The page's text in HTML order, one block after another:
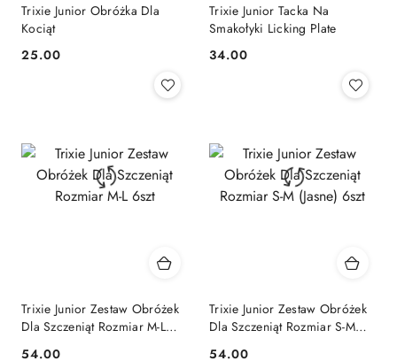
Trixie Junior Obróżka Dla
Kociąt
Cena:
25.00
Trixie Junior Tacka Na
Smakołyki Licking Plate
Cena:
34.00
Trixie Junior Zestaw Obróżek
Dla Szczeniąt Rozmiar M-L
54.00
Trixie Junior Zestaw Obróżek
Dla Szczeniąt Rozmiar S-M
54.00